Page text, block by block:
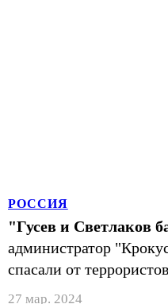
РОССИЯ
"Гусев и Светлаков
администратор
спасали от террористов
27 мар. 2024